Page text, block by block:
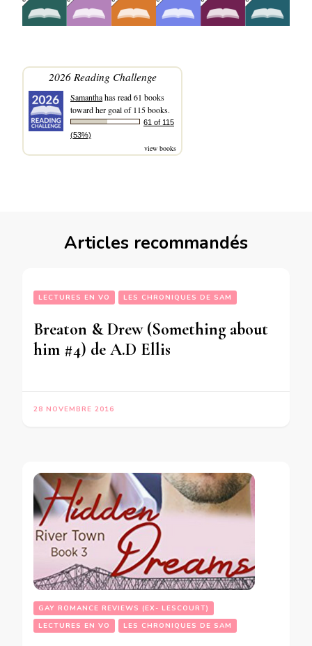
2026 Reading Challenge
Samanthahas read 61 books
toward her goal of 115 books.
61 of 115
(53%)
view books
Articles recommandés
LECTURES EN VO LES CHRONIQUES DE SAM
Breaton & Drew (Something about
him #4) de A.D Ellis
28 NOVEMBRE 2016
GAY ROMANCE REVIEWS (EX- LESCOURT)
LECTURES EN VO
LES CHRONIQUES DE SAM